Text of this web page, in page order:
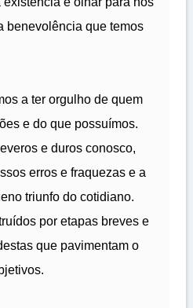
benevolência que temos
a ter orgulho de quem
e do que possuímos.
e duros conosco,
erros e fraquezas e a
triunfo do cotidiano.
por etapas breves e
que pavimentam o